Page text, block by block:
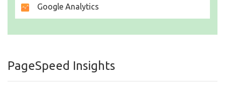
Google Analytics
PageSpeed Insights